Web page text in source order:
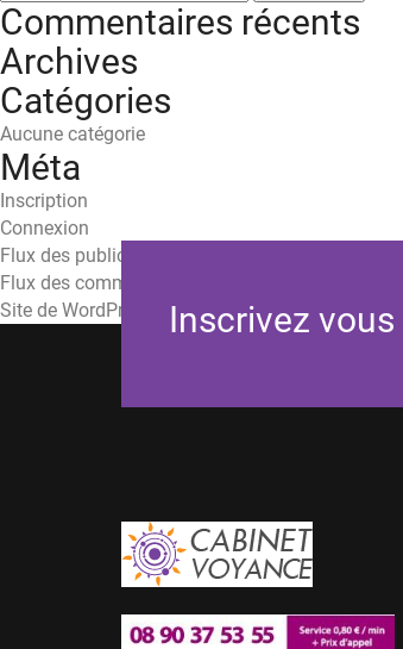
Commentaires récents
Archives
Catégories
Aucune catégorie
Méta
Inscription
Connexion
Flux des publications
Flux des commentaires
Site de WordPress-FRInscrivez vous